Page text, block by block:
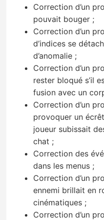
Correction d’un
pouvait bouger ;
Correction d’un
d’indices se
d’anomalie ;
Correction d’un
rester bloqué s’il
fusion avec un
Correction d’un
provoquer un
joueur subissait
chat ;
Correction des
dans les menus ;
Correction d’un
ennemi brillait en
cinématiques ;
Correction d’un